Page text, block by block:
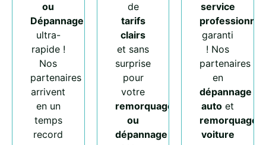
ou
Dépannage
ultra-
rapide !
Nos
partenaires
arrivent
en un
temps
record
de
tarifs
clairs
et sans
surprise
pour
votre
remorquage
ou
dépannage
service
professionnel
garanti
! Nos
partenaires
en
dépannage
auto et
remorquage
voiture